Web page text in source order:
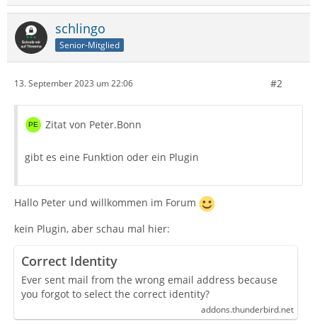
schlingo
Senior-Mitglied
13. September 2023 um 22:06 #2
Zitat von Peter.Bonn
gibt es eine Funktion oder ein Plugin
Hallo Peter und willkommen im Forum
kein Plugin, aber schau mal hier:
Correct Identity
Ever sent mail from the wrong email address because
you forgot to select the correct identity?
addons.thunderbird.net